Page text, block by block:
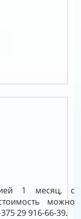
1 месяц, с
можно
29 916-66-39.